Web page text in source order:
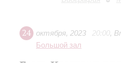
24 октября, 2023 20:00,
Большой зал